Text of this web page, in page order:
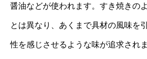
醤油などが使われます。すき焼きの
とは異なり、あくまで具材の風味を
性を感じさせるような味が追求され